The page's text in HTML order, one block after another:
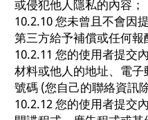
或侵犯他人隱私的內容；
10.2.10 您未曾且不會因
第三方給予補償或任何報
10.2.11 您的使用者提交
材料或他人的地址、電
號碼 (您自己的聯絡資訊
10.2.12 您的使用者提交